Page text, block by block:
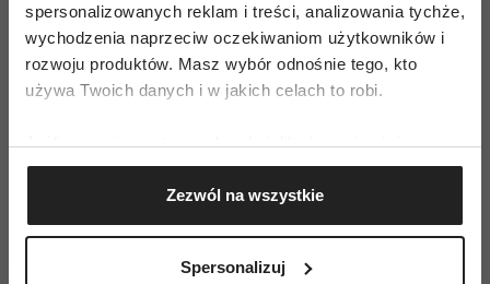
spersonalizowanych reklam i treści, analizowania tychże,
wychodzenia naprzeciw oczekiwaniom użytkowników i
rozwoju produktów. Masz wybór odnośnie tego, kto
używa Twoich danych i w jakich celach to robi.
Jeśli wyrazisz na to zgodę, chcielibyśmy również:
Gromadzić dane dotyczące Twojej lokalizacji
geograficznej z dokładnością nawet do kilku metrów
Identyfikować Twoje urządzenie, aktywnie
(fingerprinting, czyli wirtualny odcisk palca)
Zezwól na wszystkie
Spersonalizuj
uwagę możliwość zakupu biletu na raty,
oferowaną między innymi przez biuro będące
autoryzowanym agentem IATA i mogące
Pomysły na szalony wyjazd na weekend można
mnożyć, a chętnych na spędzenie dwóch
wolnych dni w ten sposób jest coraz więcej, przy
czym wędrując palcem po mapie warto pozostać